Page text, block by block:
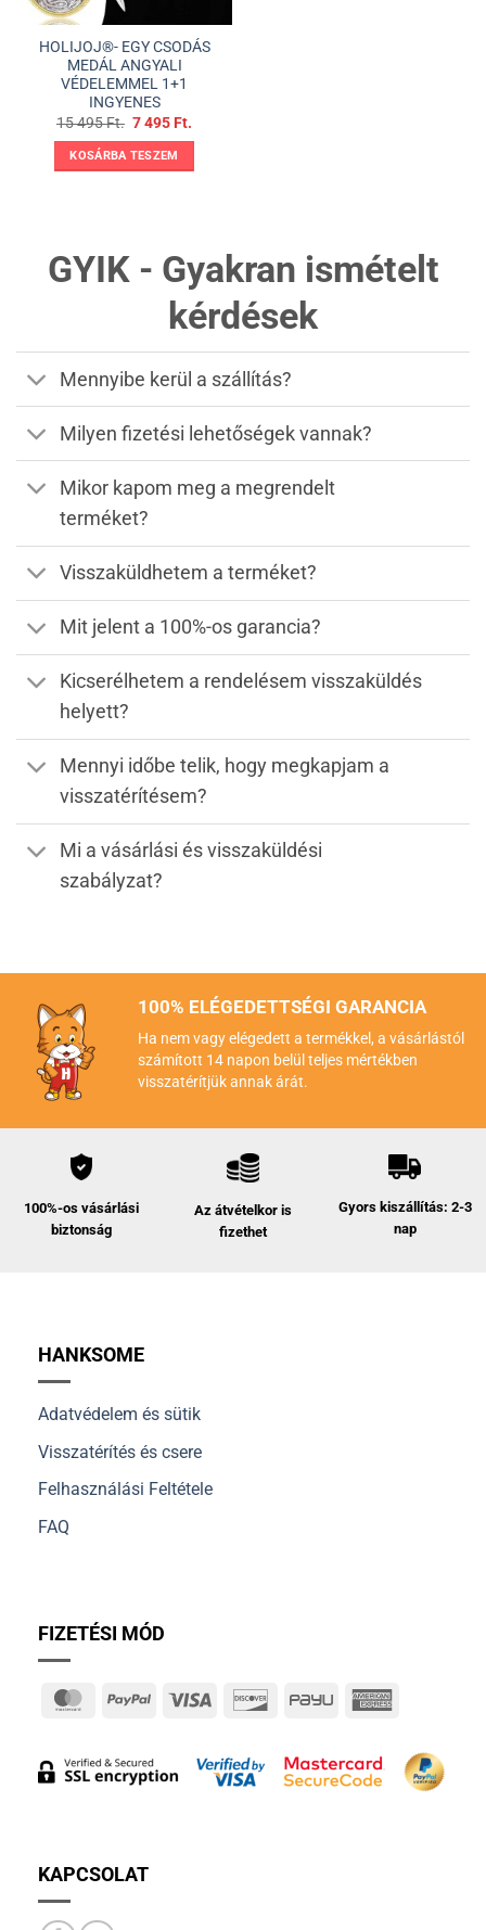
HOLIJOJ®- EGY CSODÁS
MEDÁL ANGYALI
VÉDELEMMEL 1+1
INGYENES
15 495Ft. Original
was:
15
495 Ft..
7 495 Ft.
495 Ft..
KOSÁRBA TESZEM
GYIK - Gyakran ismételt
kérdések
Mennyibe kerül a szállítás?
Milyen fizetési lehetőségek vannak?
Mikor kapom meg a megrendelt
terméket?
Visszaküldhetem a terméket?
Mit jelent a 100%-os garancia?
Kicserélhetem a rendelésem visszaküldés
helyett?
Mennyi időbe telik, hogy megkapjam a
visszatérítésem?
Mi a vásárlási és visszaküldési
szabályzat?
100% ELÉGEDETTSÉGI GARANCIA
Ha nem vagy elégedett a termékkel, a vásárlástól
számított 14 napon belül teljes mértékben
visszatérítjük annak árát.
100%-os vásárlási
biztonság
Az átvételkor is
fizethet
Gyors kiszállítás: 2-3
nap
HANKSOME
Adatvédelem és sütik
Visszatérítés és csere
Felhasználási Feltétele
FAQ
FIZETÉSI MÓD
MasterCardPayPal Visa DiscoverPayU
KAPCSOLAT